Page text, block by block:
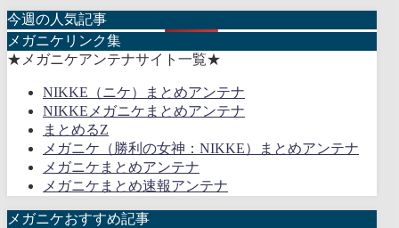
今週の人気記事
メガニケリンク集
★メガニケアンテナサイト一覧★
NIKKE（ニケ）まとめアンテナ
NIKKEメガニケまとめアンテナ
まとめるZ
メガニケ（勝利の女神：NIKKE）まとめアンテナ
メガニケまとめアンテナ
メガニケまとめ速報アンテナ
メガニケおすすめ記事